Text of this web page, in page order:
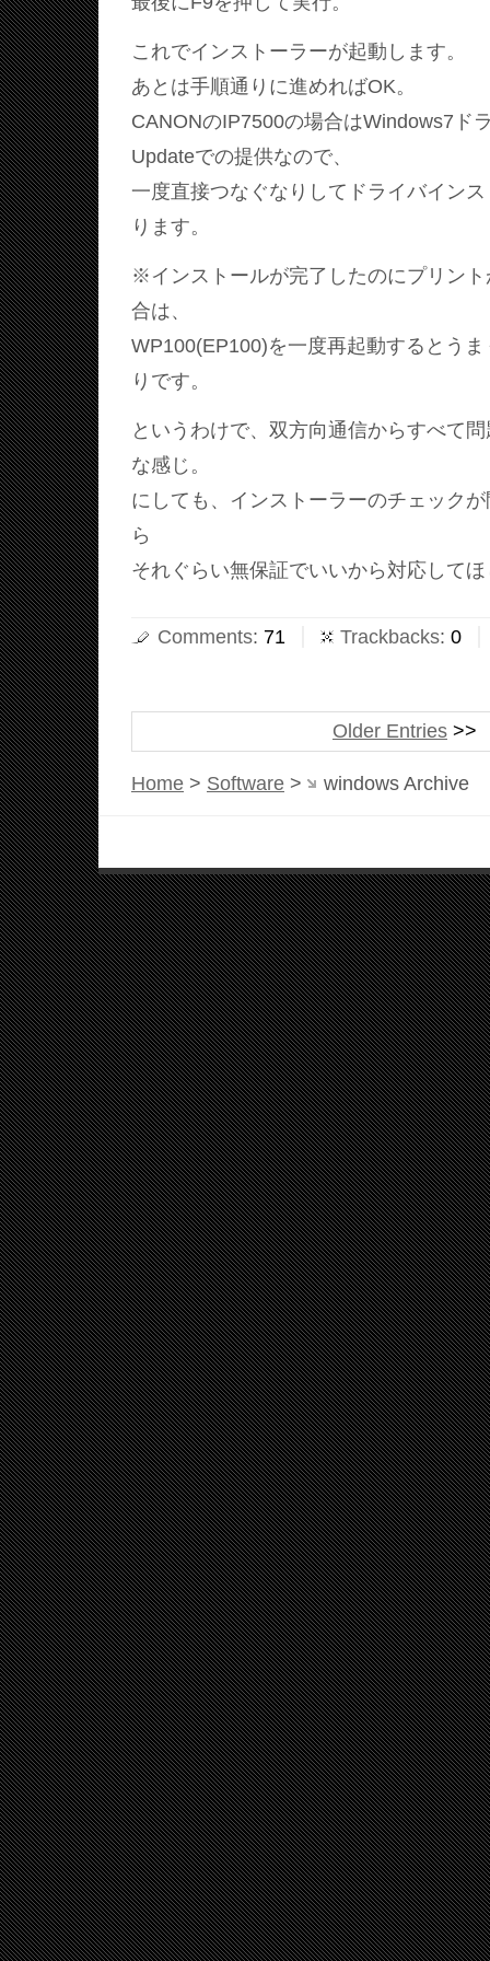
これでインストーラーが起動します。
あとは手順通りに進めればOK。
CANONのIP7500の場合はWindows7ド
Updateでの提供なので、
一度直接つなぐなりしてドライバイン
ります。
※インストールが完了したのにプリン
合は、
WP100(EP100)を一度再起動するとう
りです。
というわけで、双方向通信からすべて
な感じ。
にしても、インストーラーのチェック
ら
それぐらい無保証でいいから対応して
Comments: 71 Trackbacks: 0
Older Entries
Home > Software > windows Archive